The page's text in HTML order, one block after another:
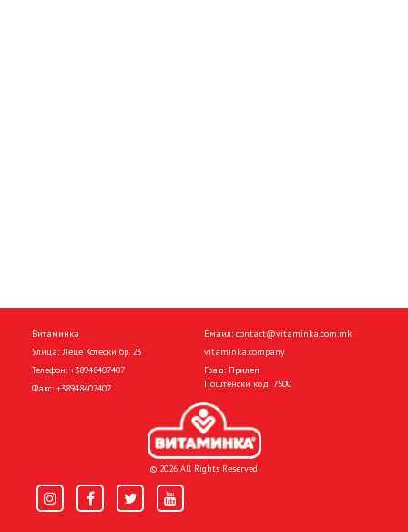
Витаминка
Улица: Леце Котески бр. 23
Телефон: +38948407407
Факс: +38948407407
Емаил: contact@vitaminka.com.mk
vitaminka.company
Град: Прилеп
Поштенски код: 7500
© 2026 All Rights Reserved